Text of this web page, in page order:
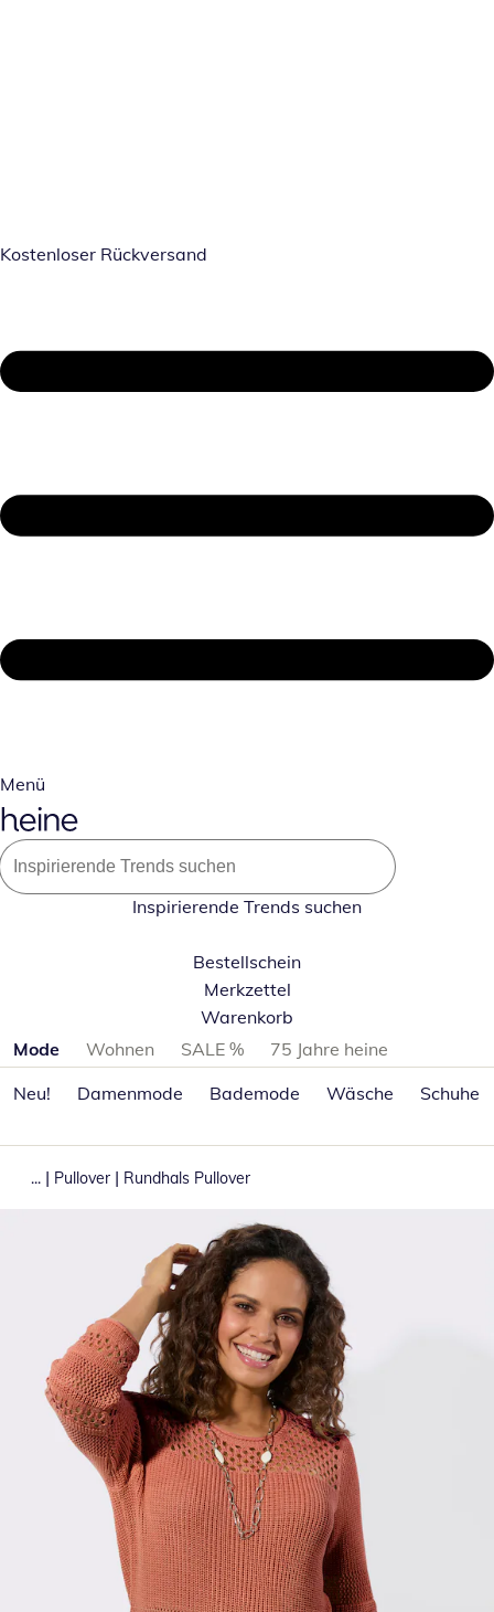
Kostenloser Rückversand
Menü
Inspirierende Trends suchen
Bestellschein
Merkzettel
Warenkorb
Produktkategorien überspringen
Mode Wohnen SALE %
75 Jahre heine
Neu!
Damenmode Bademode Wäsche Schuhe
... | Pullover | Rundhals Pullover